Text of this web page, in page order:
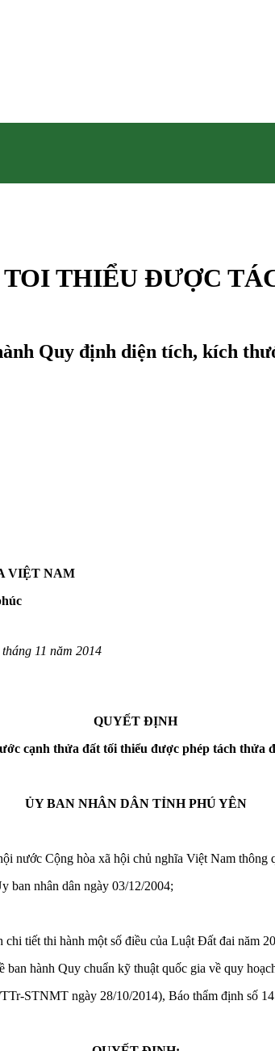
THIỂU ĐƯỢC
Quy định diện tích, kích
VIỆT NAM
11 năm 2014
QUYẾT ĐỊNH
cạnh thửa đất tối thiểu được phép tách thửa
ỦY BAN NHÂN DÂN TỈNH PHÚ YÊN
nước Cộng hòa xã hội chủ nghĩa Việt Nam thông
ban nhân dân ngày 03/12/2004;
tiết thi hành một số điều của Luật Đất đai năm
hành Quy chuẩn kỹ thuật quốc gia về quy
STNMT ngày 28/10/2014), Báo thẩm định số